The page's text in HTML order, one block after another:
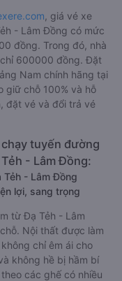
, giá vé xe
- Lâm Đồng có mức
đồng. Trong đó, nhà
600000 đồng. Đặt
Nam chính hãng tại
giữ chỗ 100% và hỗ
đặt vé và đổi trả vé
tuyến đường
- Lâm Đồng:
Tẻh - Lâm Đồng
lợi, sang trọng
từ Đạ Tẻh - Lâm
Nội thất được làm
chỉ êm ái cho
không hề bị hầm bí
các ghế có nhiều